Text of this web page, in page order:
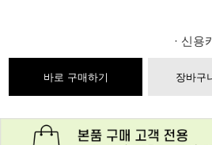
· 신용
바로 구매하기 장바구